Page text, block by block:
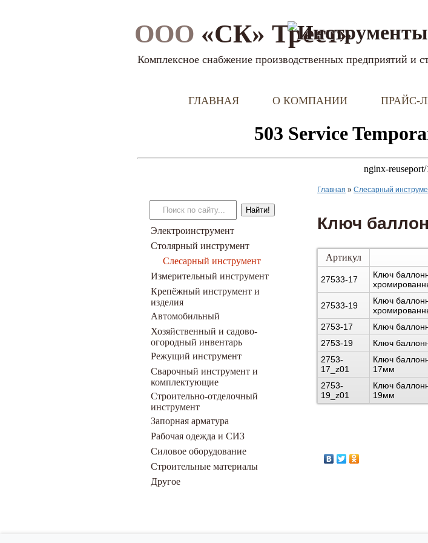
ООО «СК» Трест»
Комплексное снабжение производственных предприятий и
ГЛАВНАЯ О КОМПАНИИ ПРАЙС-
Электроинструмент
Столярный инструмент
Слесарный инструмент
Измерительный инструмент
Крепёжный инструмент и
изделия
Автомобильный
Хозяйственный и садово-
огородный инвентарь
Режущий инструмент
Сварочный инструмент и
комплектующие
Строительно-отделочный
инструмент
Запорная арматура
Рабочая одежда и СИЗ
Силовое оборудование
Строительные материалы
Другое
Главная » Слесарный
Ключ
Артикул
27533-17
Ключ
27533-19
Ключ
2753-17 Ключ
2753-19
Ключ
2753-
17_z01
Ключ
17мм
2753-
19_z01
Ключ
19мм